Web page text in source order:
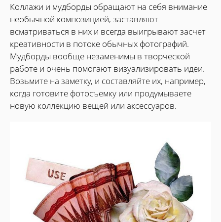
Коллажи и мудборды обращают на себя внимание
необычной композицией, заставляют
всматриваться в них и всегда выигрывают засчет
креативности в потоке обычных фотографий.
Мудборды вообще незаменимы в творческой
работе и очень помогают визуализировать идеи.
Возьмите на заметку, и составляйте их, например,
когда готовите фотосъемку или продумываете
новую коллекцию вещей или аксессуаров.